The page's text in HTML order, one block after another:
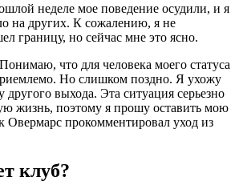
неделе мое поведение осудили, и я
на других. К сожалению, я не
границу, но сейчас мне это ясно.
что для человека моего статуса
Но слишком поздно. Я ухожу
выхода. Эта ситуация серьезно
жизнь, поэтому я прошу оставить мою
Овермарс прокомментировал уход из
клуб?